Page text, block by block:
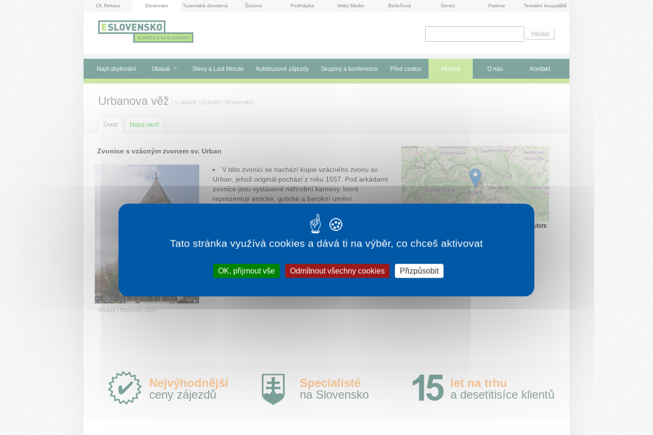
CK Rekrea Slovensko Tuzemská dovolená Štúrovo Podhájska Velký Meder Bešeňová Senec Patince Termální koupaliště
Najít ubytování Oblasti Slevy a Last Minute Autobusové zájezdy Skupiny a konference Před cestou Atrakce O nás Kontakt
Urbanova věž ( v oblasti Východní Slovensko)
Úvod Mapa okolí
Zvonice s vzácným zvonem sv. Urban
Arkády Urbanovy věže
V této zvonici se nachází kopie vzácného zvonu sv.
Urban, jehož originál pochází z roku 1557. Pod arkádami
zvonice jsou vystavené náhrobní kameny, které
reprezentují antické, gotické a barokní umění.
muzeum na Slovensku, které disponuje historií města
Více informací:hrady.cz
contributors
Proč
e-
Slovensko.cz?
Nejvýhodnější
ceny zájezdů
Specialisté
na Slovensko
let na trhu
a desetitisíce klientů
Tato stránka využívá cookies a dává ti na výběr, co chceš aktivovat
OK, přijmout vše Odmítnout všechny cookies Přizpůsobit